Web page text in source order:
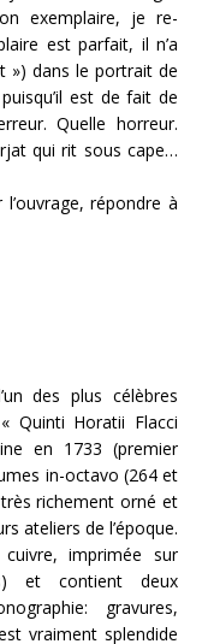
exemplaire, je re-
est parfait, il n’a
») dans le portrait de
est de fait de
Quelle horreur.
qui rit sous cape…
répondre à
des plus célèbres
Quinti Horatii Flacci
en 1733 (premier
in-octavo (264 et
richement orné et
ateliers de l’époque.
imprimée sur
et contient deux
gravures,
vraiment splendide